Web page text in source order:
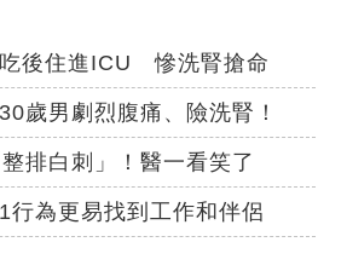
後住進ICU 慘洗腎搶命
歲男劇烈腹痛、險洗腎！
排白刺」！醫一看笑了
行為更易找到工作和伴侶